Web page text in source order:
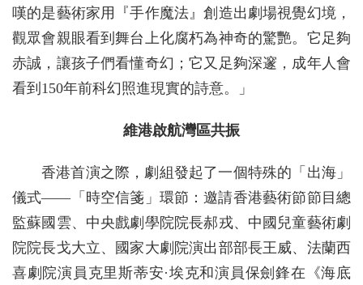
嘆的是藝術家用『手作魔法』創造出劇場視覺幻境，
觀眾會親眼看到舞台上化腐朽為神奇的驚艷。它足夠
赤誠，讓孩子們看懂奇幻；它又足夠深邃，成年人會
看到150年前科幻照進現實的詩意。」
維港啟航灣區共振
香港首演之際，劇組發起了一個特殊的「出海」
儀式——「時空信箋」環節：邀請香港藝術節節目總
監蘇國雲、中央戲劇學院院長郝戎、中國兒童藝術劇
院院長戈大立、國家大劇院演出部部長王威、法蘭西
喜劇院演員克里斯蒂安·埃克和演員保劍鋒在《海底